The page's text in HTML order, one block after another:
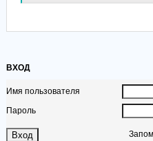
ВХОД
Имя пользователя
Пароль